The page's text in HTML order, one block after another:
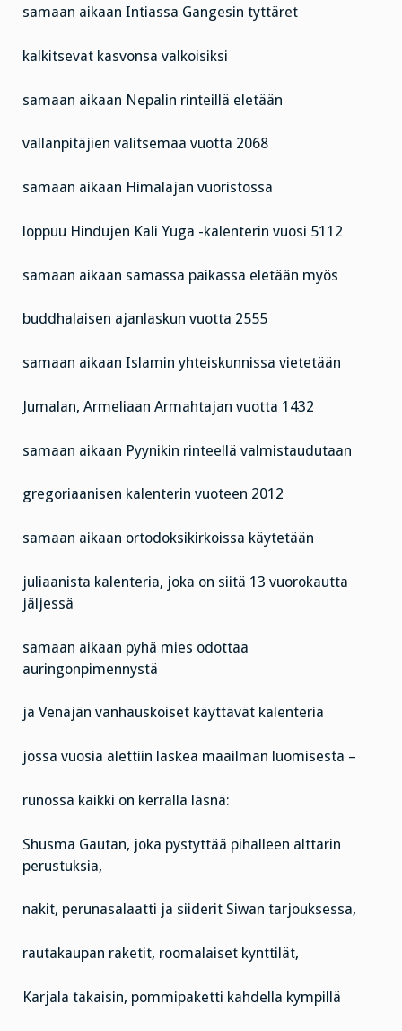
samaan aikaan Intiassa Gangesin tyttäret
kalkitsevat kasvonsa valkoisiksi
samaan aikaan Nepalin rinteillä eletään
vallanpitäjien valitsemaa vuotta 2068
samaan aikaan Himalajan vuoristossa
loppuu Hindujen Kali Yuga -kalenterin vuosi 5112
samaan aikaan samassa paikassa eletään myös
buddhalaisen ajanlaskun vuotta 2555
samaan aikaan Islamin yhteiskunnissa vietetään
Jumalan, Armeliaan Armahtajan vuotta 1432
samaan aikaan Pyynikin rinteellä valmistaudutaan
gregoriaanisen kalenterin vuoteen 2012
samaan aikaan ortodoksikirkoissa käytetään
juliaanista kalenteria, joka on siitä 13 vuorokautta
jäljessä
samaan aikaan pyhä mies odottaa
auringonpimennystä
ja Venäjän vanhauskoiset käyttävät kalenteria
jossa vuosia alettiin laskea maailman luomisesta –
runossa kaikki on kerralla läsnä:
Shusma Gautan, joka pystyttää pihalleen alttarin
perustuksia,
nakit, perunasalaatti ja siiderit Siwan tarjouksessa,
rautakaupan raketit, roomalaiset kynttilät,
Karjala takaisin, pommipaketti kahdella kympillä